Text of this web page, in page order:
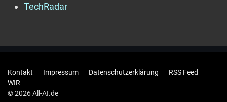
TechRadar
Kontakt Impressum Datenschutzerklärung
RSS Feed
WIR
© 2026 All-AI.de